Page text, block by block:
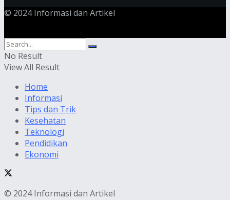
© 2024 Informasi dan Artikel
No Result
View All Result
Home
Informasi
Tips dan Trik
Kesehatan
Teknologi
Pendidikan
Ekonomi
© 2024 Informasi dan Artikel